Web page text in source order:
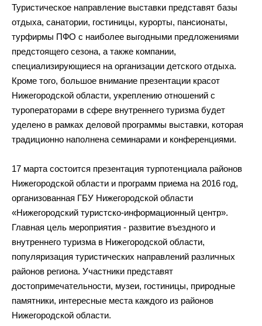
Туристическое направление выставки представят базы
отдыха, санатории, гостиницы, курорты, пансионаты,
турфирмы ПФО с наиболее выгодными предложениями
предстоящего сезона, а также компании,
специализирующиеся на организации детского отдыха.
Кроме того, большое внимание презентации красот
Нижегородской области, укреплению отношений с
туроператорами в сфере внутреннего туризма будет
уделено в рамках деловой программы выставки, которая
традиционно наполнена семинарами и конференциями.
17 марта состоится презентация турпотенциала районов
Нижегородской области и программ приема на 2016 год,
организованная ГБУ Нижегородской области
«Нижегородский туристско-информационный центр».
Главная цель мероприятия - развитие въездного и
внутреннего туризма в Нижегородской области,
популяризация туристических направлений различных
районов региона. Участники представят
достопримечательности, музеи, гостиницы, природные
памятники, интересные места каждого из районов
Нижегородской области.